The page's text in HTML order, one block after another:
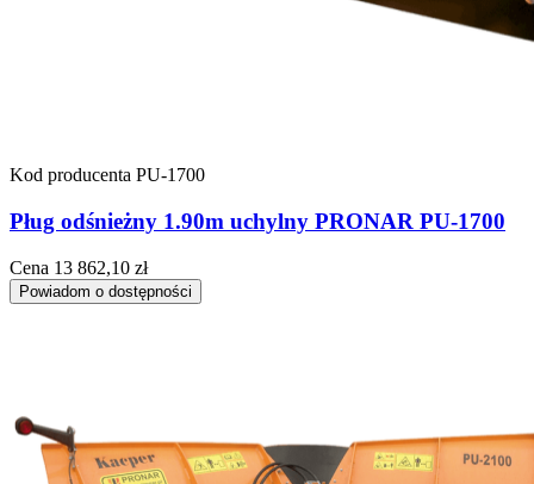
Kod producenta PU-1700
Pług odśnieżny 1.90m uchylny PRONAR PU-1700
Cena 13 862,10 zł
Powiadom o dostępności